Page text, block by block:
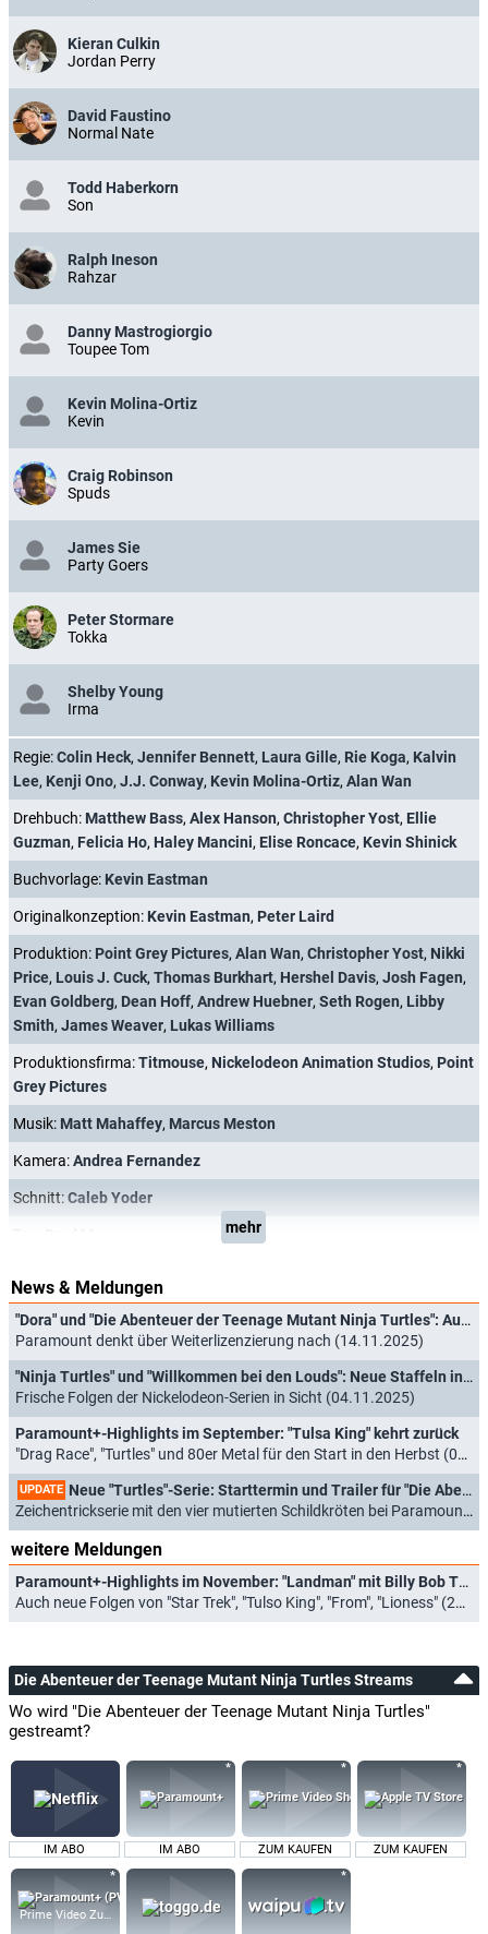
Kieran Culkin
Jordan Perry
David Faustino
Normal Nate
Todd Haberkorn
Son
Ralph Ineson
Rahzar
Danny Mastrogiorgio
Toupee Tom
Kevin Molina-Ortiz
Kevin
Craig Robinson
Spuds
James Sie
Party Goers
Peter Stormare
Tokka
Shelby Young
Irma
Regie:Colin Heck, Jennifer Bennett, Laura Gille, Rie Koga, Kalvin
Lee, Kenji Ono, J.J. Conway, Kevin Molina-Ortiz, Alan Wan
Drehbuch: Matthew Bass, Alex Hanson, Christopher Yost, Ellie
Guzman, Felicia Ho, Haley Mancini, Elise Roncace, Kevin Shinick
Buchvorlage: Kevin Eastman
Originalkonzeption: Kevin Eastman, Peter Laird
Produktion: Point Grey Pictures, Alan Wan, Christopher Yost, Nikki
Price, Louis J. Cuck, Thomas Burkhart, Hershel Davis, Josh Fagen,
Evan Goldberg, Dean Hoff, Andrew Huebner, Seth Rogen, Libby
Smith, James Weaver, Lukas Williams
Produktionsfirma:Titmouse, Nickelodeon Animation Studios, Point
Grey Pictures
Musik: Matt Mahaffey, Marcus Meston
Kamera:Andrea Fernandez
Schnitt:Caleb Yoder
mehr
News & Meldungen
"Dora" und "Die Abenteuer der Teenage Mutant Ninja Turtles": Aus für beide Animationsserien von Nickelodeon
Paramount denkt über Weiterlizenzierung nach (14.11.2025)
"Ninja Turtles" und "Willkommen bei den Louds": Neue Staffeln in Deutschland
Frische Folgen der Nickelodeon-Serien in Sicht (04.11.2025)
Paramount+-Highlights im September: "Tulsa King" kehrt zurück
"Drag Race", "Turtles" und 80er Metal für den Start in den Herbst (05.08.2024)
UPDATE Neue "Turtles"-Serie: Starttermin und Trailer für "Die Abenteuer der Teenage Mutant Ninja Turtles"
Zeichentrickserie mit den vier mutierten Schildkröten bei Paramount+ (10.06.2024)
weitere Meldungen
Paramount+-Highlights im November: "Landman" mit Billy Bob Thornton, "IF: Imaginäre Freunde"
Auch neue Folgen von "Star Trek", "Tulso King", "From", "Lioness" (21.10.2024)
Die Abenteuer der Teenage Mutant Ninja Turtles Streams
Wo wird "Die Abenteuer der Teenage Mutant Ninja Turtles"
gestreamt?
IM ABO IM ABO ZUM KAUFEN ZUM KAUFEN
Prime Video Zusatz-Kanäle